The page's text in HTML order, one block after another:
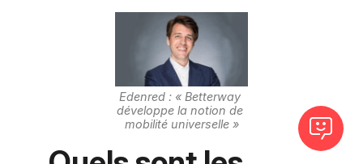
Edenred : « Betterway
développe la notion de
mobilité universelle »